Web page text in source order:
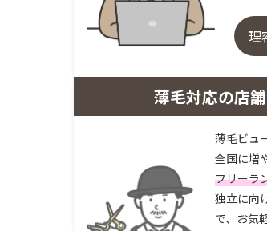
理
薄毛対応の店
薄毛ビュ
全国に増
フリーラ
独立に向
で、お気